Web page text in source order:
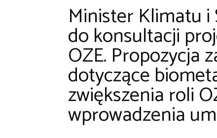
Minister Klimatu i
do konsultacji
OZE. Propozycja
dotyczące
zwiększenia roli
wprowadzenia